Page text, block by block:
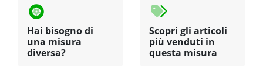
Hai bisogno di
una misura
diversa?
Scopri gli articoli
più venduti in
questa misura